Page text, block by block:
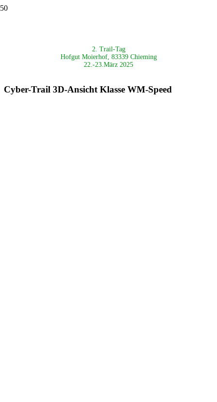
2. Trail-Tag
Hofgut Moierhof, 83339 Chieming
22.-23.März 2025
Cyber-Trail 3D-Ansicht Klasse WM-Speed